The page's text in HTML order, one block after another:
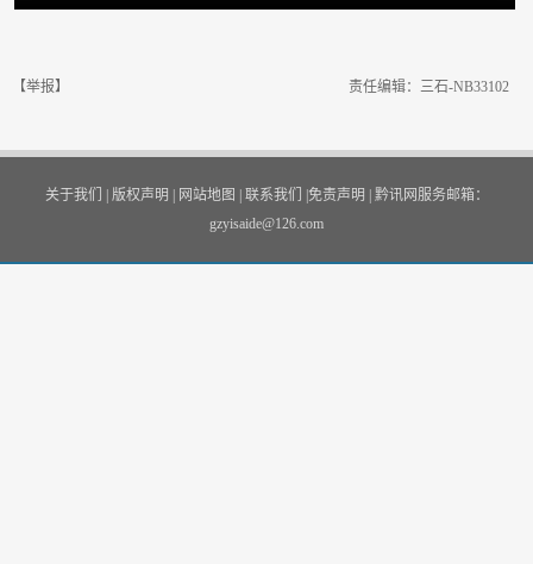
【举报】 责任编辑：三石-NB33102
关于我们 版权声明 网站地图 联系我们 免责声明
黔讯网服务邮箱：
gzyisaide@126.com